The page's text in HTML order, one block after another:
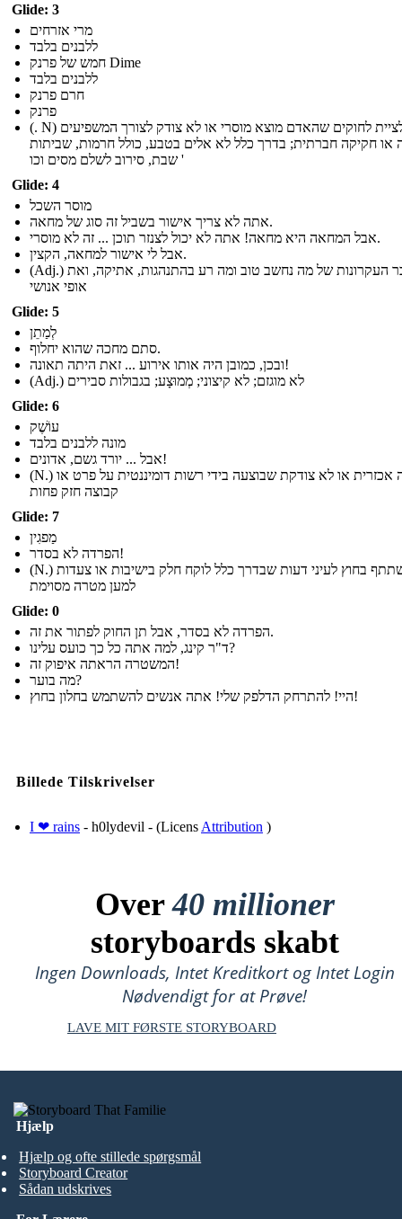
Glide: 3
מרי אזרחים
ללבנים בלבד
חמש של פרנק Dime
ללבנים בלבד
חרם פרנק
פרנק
(. N) סירוב לציית לחוקים שהאדם מוצא מוסרי או לא צודק לצורך המשפיעים
או חקיקה חברתית; בדרך כלל לא אלים בטבע, כולל חרמות, שביתות
שבת, סירוב לשלם מסים וכו '
Glide: 4
מוסר השכל
אתה לא צריך אישור בשביל זה סוג של מחאה.
אבל המחאה היא מחאה! אתה לא יכול לצנזר תוכן ... זה לא מוסרי.
אבל לי אישור למחאה, הקצין.
(Adj.) בדבר העקרונות של מה נחשב טוב ומה רע בהתנהגות, אתיקה, ואת
אופי אנושי
Glide: 5
לְמַתֵן
סתם מחכה שהוא יחלוף.
ובכן, כמובן היה אותו אירוע ... זאת היתה תאונה!
(Adj.) לא מוגזם; לא קיצוני; מְמוּצָע; בגבולות סבירים
Glide: 6
עוֹשֶׁק
מונה ללבנים בלבד
אבל ... יורד גשם, אדונים!
(N.) שליטה אכזרית או לא צודקת שבוצעה בידי רשות דומיננטית על פרט או
קבוצה חזק פחות
Glide: 7
מַפגִין
הפרדה לא בסדר!
(N.) משתתף בחוץ לעיני דעות שבדרך כלל לוקח חלק בישיבות או צעדות
למען מטרה מסוימת
Glide: 0
הפרדה לא בסדר, אבל תן החוק לפתור את זה.
ד"ר קינג, למה אתה כל כך כועס עלינו?
המשטרה הראתה איפוק זה!
מה בוער?
היי! להתרחק הדלפק שלי! אתה אנשים להשתמש בחלון בחוץ!
Billede Tilskrivelser
I ❤ rains - h0lydevil - (LicensAttribution )
Over40 millioner
storyboards skabt
Ingen Downloads, Intet Kreditkort og Intet Login
Nødvendigt for at Prøve!
LAVE MIT FØRSTE STORYBOARD
Hjælp
Hjælp og ofte stillede spørgsmål
Storyboard Creator
Sådan udskrives